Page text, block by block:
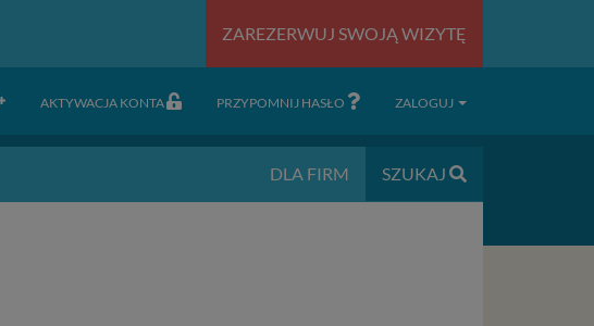
ZAREZERWUJ SWOJĄ WIZYTĘ
AKTYWACJA KONTA PRZYPOMNIJ HASŁO ZALOGUJ
DLA FIRM SZUKAJ